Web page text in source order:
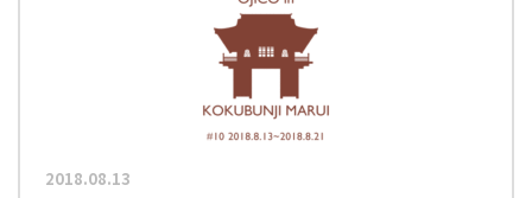
2018.08.13